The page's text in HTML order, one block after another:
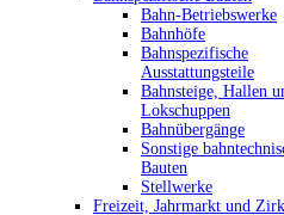
Bahn-Betriebswerke
Bahnhöfe
Bahnspezifische
Ausstattungsteile
Bahnsteige, Hallen
Lokschuppen
Bahnübergänge
Sonstige
Bauten
Stellwerke
Freizeit, Jahrmarkt und